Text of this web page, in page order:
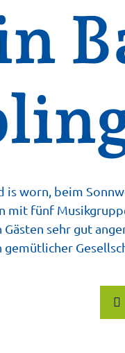
is worn, beim
mit fünf
sehr gut